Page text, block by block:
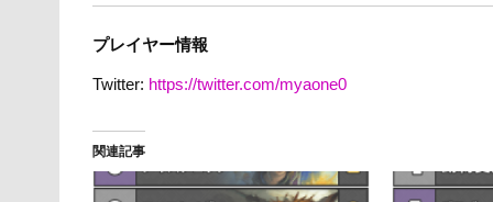
プレイヤー情報
Twitter: https://twitter.com/myaone0
関連記事